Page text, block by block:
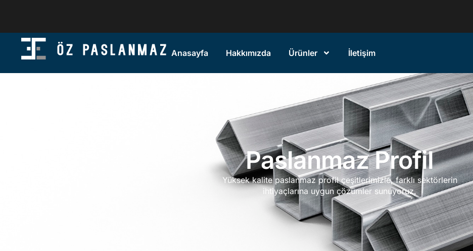
Anasayfa Hakkımızda Ürünler İletişim
Paslanmaz Profil
Yüksek kalite paslanmaz profil çeşitlerimizle, farklı sektörlerin
ihtiyaçlarına uygun çözümler sunuyoruz.